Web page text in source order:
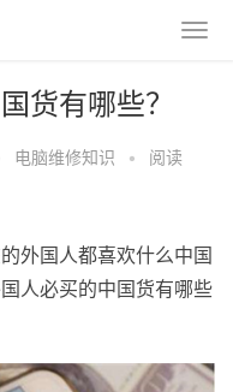
货有哪些？
电脑维修知识 •
阅读
国人都喜欢什么中国
人必买的中国货有哪些